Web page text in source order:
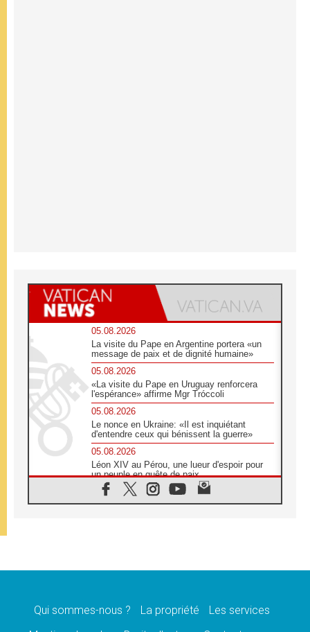
05.08.2026
La visite du Pape en Argentine portera «un
message de paix et de dignité humaine»
05.08.2026
«La visite du Pape en Uruguay renforcera
l'espérance» affirme Mgr Tróccoli
05.08.2026
Le nonce en Ukraine: «Il est inquiétant
d'entendre ceux qui bénissent la guerre»
05.08.2026
Léon XIV au Pérou, une lueur d'espoir pour
un peuple en quête de paix
05.08.2026
SCEAM: L'Église en Afrique vers
en Argentine et au Pérou
Qui sommes-nous ? La propriété
Les services